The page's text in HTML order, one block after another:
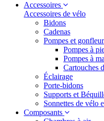
Accessoires
Accessoires de vélo
Bidons
Cadenas
Pompes et
Pompes à
Pompes à
Cartouches
Éclairage
Porte-bidons
Supports et
Sonnettes de vélo
Composants